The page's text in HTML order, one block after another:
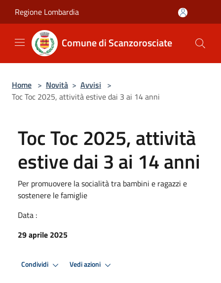
Regione Lombardia
Comune di Scanzorosciate
Home > Novità > Avvisi >
Toc Toc 2025, attività estive dai 3 ai 14 anni
Toc Toc 2025, attività
estive dai 3 ai 14 anni
Per promuovere la socialità tra bambini e ragazzi e
sostenere le famiglie
Data :
29 aprile 2025
Condividi Vedi azioni